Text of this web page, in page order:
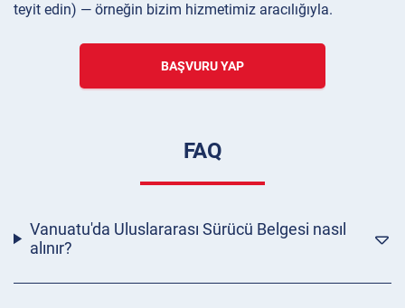
teyit edin) — örneğin bizim hizmetimiz aracılığıyla.
BAŞVURU YAP
FAQ
Vanuatu'da Uluslararası Sürücü Belgesi nasıl
alınır?